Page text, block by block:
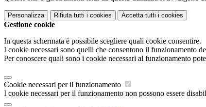
Personalizza Rifiuta tutti i cookies Accetta tutti i cookies
Gestione cookie
In questa schermata è possibile scegliere quali cookie consentire.
I cookie necessari sono quelli che consentono il funzionamento
Per conoscere quali sono i cookie necessari al funzionamento
Cookie necessari per il funzionamento
I cookie necessari per il funzionamento non possono essere